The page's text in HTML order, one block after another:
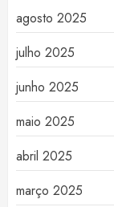
agosto 2025
julho 2025
junho 2025
maio 2025
abril 2025
março 2025